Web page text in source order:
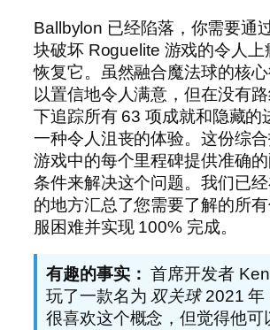
Ballbylon 已经陷落，你需要通
块破坏 Roguelite 游戏的令人上
恢复它。虽然融合魔法球的核
以置信地令人满意，但在没有
下追踪所有 63 项成就和隐藏的
一种令人沮丧的体验。这份综
游戏中的每个里程碑提供准确
条件来解决这个问题。我们已
的地方汇总了您需要了解的所
服困难并实现 100% 完成。
有趣的事实：首席开发者
玩了一款名为双关球 2021 年
很喜欢这个概念，但觉得他可